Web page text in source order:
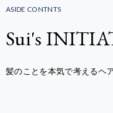
ASIDE CONTNTS
Sui's
髪のことを本気で考えるヘ